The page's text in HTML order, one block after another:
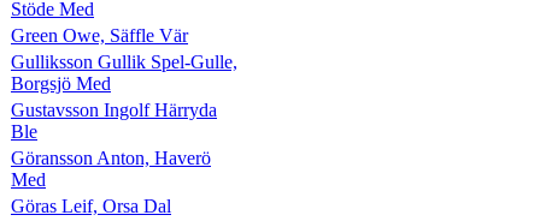
Stöde Med
Green Owe, Säffle Vär
Gulliksson Gullik Spel-Gulle,
Borgsjö Med
Gustavsson Ingolf Härryda
Ble
Göransson Anton, Haverö
Med
Göras Leif, Orsa Dal